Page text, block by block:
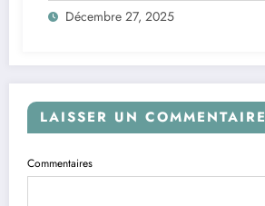
Décembre 27, 2025
LAISSER UN COMMENTAIRE
Commentaires